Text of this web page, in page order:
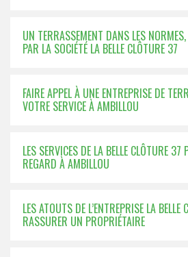
UN TERRASSEMENT DANS LES NORMES,
PAR LA SOCIÉTÉ LA BELLE CLÔTURE 37
FAIRE APPEL À UNE ENTREPRISE DE
VOTRE SERVICE À AMBILLOU
LES SERVICES DE LA BELLE CLÔTURE 37
REGARD À AMBILLOU
LES ATOUTS DE L’ENTREPRISE LA
RASSURER UN PROPRIÉTAIRE